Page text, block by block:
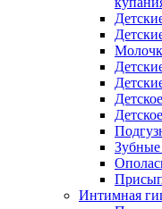
Зубные
Интимная